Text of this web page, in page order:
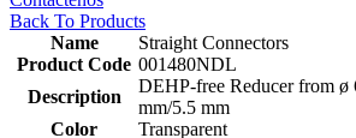
Back To Products
Name
Straight Connectors
Product Code 001480NDL
Description
DEHP-free Reducer from ø
mm/5.5 mm
Color
Transparent